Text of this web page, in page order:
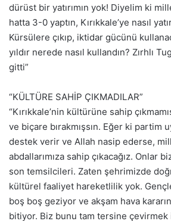
dürüst bir yatırımın yok! Diyelim ki
hatta 3-0 yaptın, Kırıkkale’ye nasıl
Kürsülere çıkıp, iktidar gücünü
yıldır nerede nasıl kullandın? Zırhlı
gitti”
“KÜLTÜRE SAHİP ÇIKMADILAR”
“Kırıkkale’nin kültürüne sahip
ve biçare bırakmışsın. Eğer ki partim
destek verir ve Allah nasip ederse,
abdallarımıza sahip çıkacağız. Onlar
son temsilcileri. Zaten şehrimizde
kültürel faaliyet hareketlilik yok.
boş boş geziyor ve akşam hava
bitiyor. Biz bunu tam tersine çevirmek